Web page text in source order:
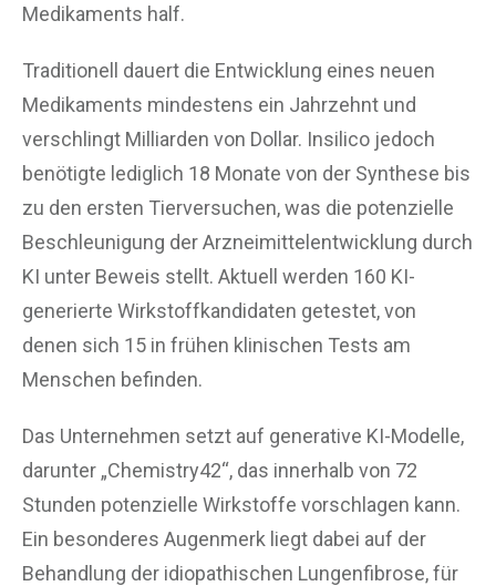
Medikaments half.
Traditionell dauert die Entwicklung eines neuen
Medikaments mindestens ein Jahrzehnt und
verschlingt Milliarden von Dollar. Insilico jedoch
benötigte lediglich 18 Monate von der Synthese bis
zu den ersten Tierversuchen, was die potenzielle
Beschleunigung der Arzneimittelentwicklung durch
KI unter Beweis stellt. Aktuell werden 160 KI-
generierte Wirkstoffkandidaten getestet, von
denen sich 15 in frühen klinischen Tests am
Menschen befinden.
Das Unternehmen setzt auf generative KI-Modelle,
darunter „Chemistry42“, das innerhalb von 72
Stunden potenzielle Wirkstoffe vorschlagen kann.
Ein besonderes Augenmerk liegt dabei auf der
Behandlung der idiopathischen Lungenfibrose, für